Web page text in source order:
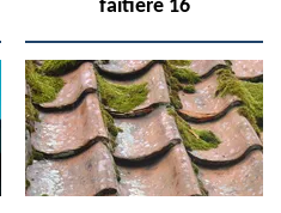
faîtière 16